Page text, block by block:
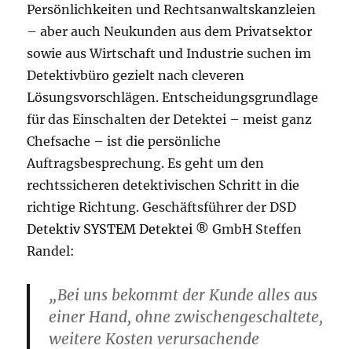
Persönlichkeiten und Rechtsanwaltskanzleien
– aber auch Neukunden aus dem Privatsektor
sowie aus Wirtschaft und Industrie suchen im
Detektivbüro gezielt nach cleveren
Lösungsvorschlägen. Entscheidungsgrundlage
für das Einschalten der Detektei – meist ganz
Chefsache – ist die persönliche
Auftragsbesprechung. Es geht um den
rechtssicheren detektivischen Schritt in die
richtige Richtung. Geschäftsführer der DSD
Detektiv SYSTEM Detektei ® GmbH Steffen
Randel:
„Bei uns bekommt der Kunde alles aus
einer Hand, ohne zwischengeschaltete,
weitere Kosten verursachende